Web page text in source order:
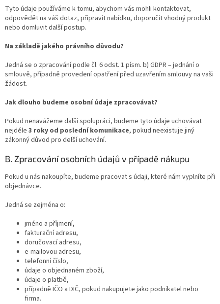
Tyto údaje používáme k tomu, abychom vás mohli kontaktovat,
odpovědět na váš dotaz, připravit nabídku, doporučit vhodný produkt
nebo domluvit další postup.
Na základě jakého právního důvodu?
Jedná se o zpracování podle čl. 6 odst. 1 písm. b) GDPR – jednání o
smlouvě, případně provedení opatření před uzavřením smlouvy na vaši
žádost.
Jak dlouho budeme osobní údaje zpracovávat?
Pokud nenavážeme další spolupráci, budeme tyto údaje uchovávat
nejdéle 3 roky od poslední komunikace, pokud neexistuje jiný
zákonný důvod pro delší uchování.
B. Zpracování osobních údajů v případě nákupu
Pokud u nás nakoupíte, budeme pracovat s údaji, které nám vyplníte při
objednávce.
Jedná se zejména o:
jméno a příjmení,
fakturační adresu,
doručovací adresu,
e-mailovou adresu,
telefonní číslo,
údaje o objednaném zboží,
údaje o platbě,
případně IČO a DIČ, pokud nakupujete jako podnikatel nebo
firma.